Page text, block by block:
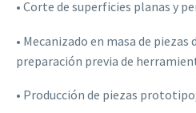
• Corte de superficies planas y
• Mecanizado en masa de piezas
preparación previa de
• Producción de piezas